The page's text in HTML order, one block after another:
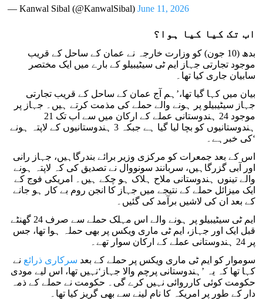
— Kanwal Sibal (@KanwalSibal)June 11, 2026
اب تک کیا کیا ہوا؟
بدھ (10 جون) کو وزارت خارجہ نے عمان کے ساحل کے قریب
موجود تجارتی جہاز ایم ٹی سیٹیبیلو کے بارے میں ایک مختصر
سابیان جاری کیا تھا۔
بیان میں کہا گیا تھا،’ہم آج عمان کے ساحل کے قریب تجارتی
جہاز سیٹیبیلو پر ہونے والے حملے کی مذمت کرتے ہیں۔ جہاز پر
موجود 24 ہندوستانی عملے کے ارکان میں سے اب تک 21
ہندوستانیوں کو بچا لیا گیا ہے جبکہ 3 ہندوستانیوں کے لاپتہ ہونے
کی خبرہے۔‘
اس کے بعد جمعرات کو مرکزی وزیر برائے بندرگاہیں، جہاز رانی
اور آبی گزرگاہیں، سربانند سونووال نے تصدیق کی کہ لاپتہ ہونے
والے تینوں ہندوستانی ملاح ہلاک ہو چکے ہیں۔ امریکی فوج کے
ایک میزائل حملے کے نتیجے میں جہاز کا انجن روم بے کار ہو جانے
کے بعد ان کی لاشیں برآمد کی گئیں۔
ایم ٹی سیٹیبیلو پر ہونے والے اس مہلک حملے سے صرف 24 گھنٹے
قبل ایک اور جہاز، ایم ٹی ماری ویکس پر بھی حملہ ہوا تھا، جس
پر 24 ہندوستانی عملے کے ارکان سوار تھے۔
سوموار کو ایم ٹی ماری ویکس پر حملے کے بعد سرکاری ذرائع نے
کہا تھا کہ یہ ’ہندوستانی پرچم والا جہاز‘نہیں تھا، اس لیے مودی
حکومت کوئی کارروائی نہیں کرے گی۔ حکومت نے حملے کے ذمہ
دار کے طور پر امریکہ کا نام لینے سے بھی گریز کیا تھا۔